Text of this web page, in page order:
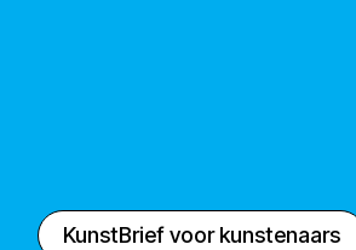
KunstBrief voor kunstenaars